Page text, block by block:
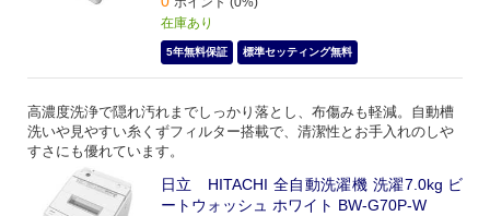
在庫あり
5年無料保証 標準セッティング無料
高濃度洗浄で隠れ汚れまでしっかり落とし、布傷みも軽減。自動槽
洗いや見やすい糸くずフィルター搭載で、清潔性とお手入れのしや
すさにも優れています。
日立 HITACHI 全自動洗濯機 洗濯7.0kg ビ
ートウォッシュ ホワイト BW-G70P-W